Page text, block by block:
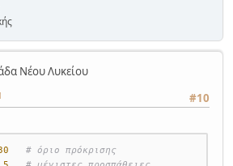
Νέου Λυκείου
#10
# όριο πρόκρισης